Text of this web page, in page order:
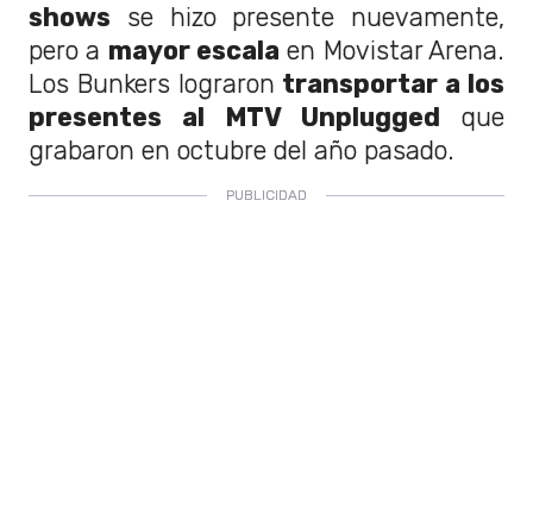
shows se hizo presente nuevamente,
pero a mayor escala en Movistar Arena.
Los Bunkers lograron transportar a los
presentes al MTV Unplugged que
grabaron en octubre del año pasado.